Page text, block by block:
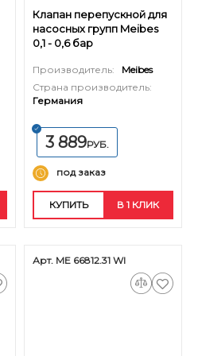
Клапан перепускной для
насосных групп Meibes
0,1 - 0,6 бар
Производитель:
Meibes
Страна производитель:
Германия
3 889РУБ.
под заказ
КУПИТЬ В 1 КЛИК
Арт. ME 66812.31 WI